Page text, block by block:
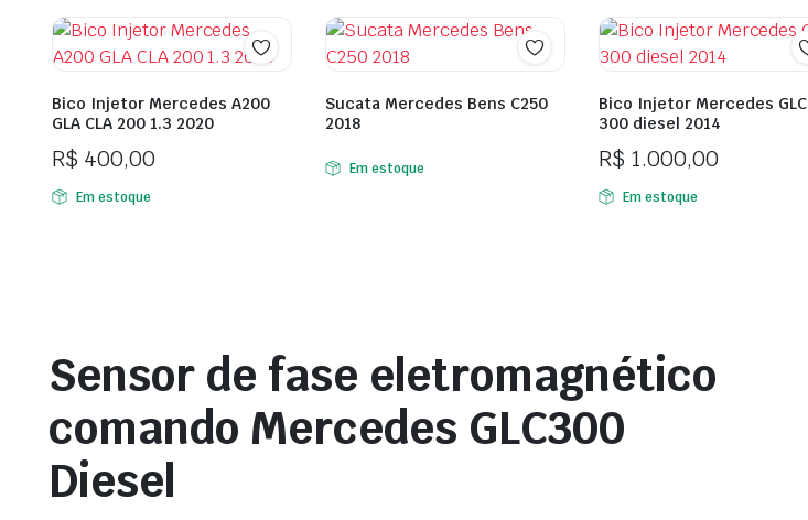
Bico Injetor Mercedes A200
GLA CLA 200 1.3 2020
R$ 400,00
Em estoque
Sucata Mercedes Bens C250
2018
Em estoque
Bico Injetor Mercedes GLC
300 diesel 2014
R$ 1.000,00
Em estoque
Sensor de fase eletromagnético
comando Mercedes GLC300
Diesel